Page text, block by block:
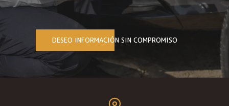
DESEO INFORMACIÓN SIN COMPROMISO